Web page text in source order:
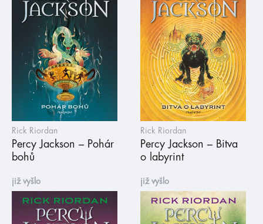
Rick Riordan
Percy Jackson – Pohár
bohů
Rick Riordan
Percy Jackson – Bitva
o labyrint
již vyšlo již vyšlo